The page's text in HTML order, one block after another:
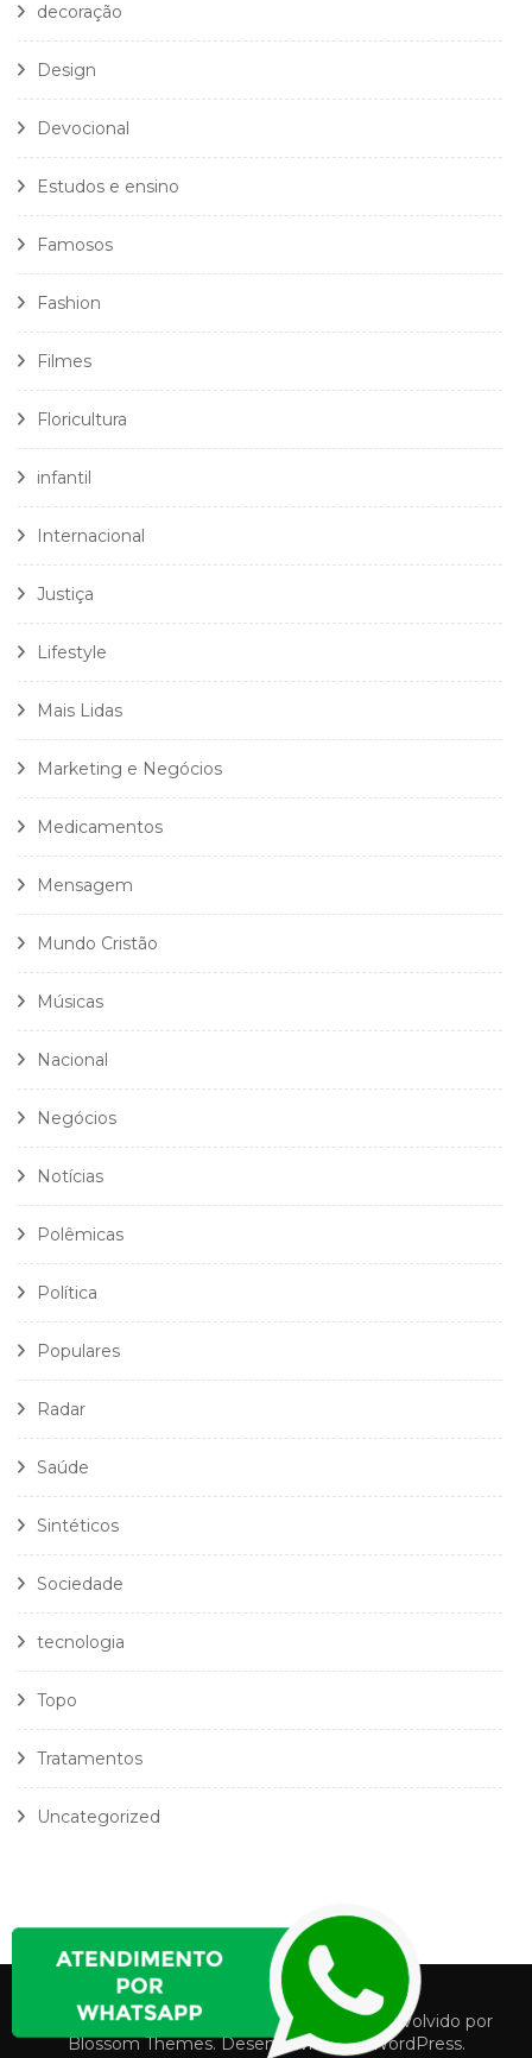
decoração
Design
Devocional
Estudos e ensino
Famosos
Fashion
Filmes
Floricultura
infantil
Internacional
Justiça
Lifestyle
Mais Lidas
Marketing e Negócios
Medicamentos
Mensagem
Mundo Cristão
Músicas
Nacional
Negócios
Notícias
Polêmicas
Política
Populares
Radar
Saúde
Sintéticos
Sociedade
tecnologia
Topo
Tratamentos
Uncategorized
Política Privacidade
Termos e Condições
Fashion Stylist | Desenvolvido por
Blossom Themes. Desenvolvido porWordPress.